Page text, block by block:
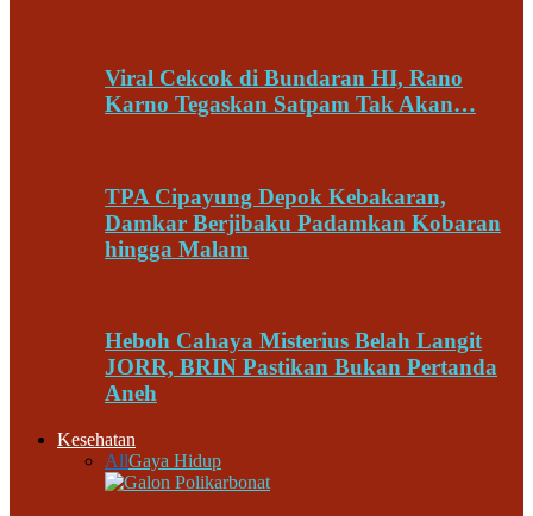
Viral Cekcok di Bundaran HI, Rano
Karno Tegaskan Satpam Tak Akan…
TPA Cipayung Depok Kebakaran,
Damkar Berjibaku Padamkan Kobaran
hingga Malam
Heboh Cahaya Misterius Belah Langit
JORR, BRIN Pastikan Bukan Pertanda
Aneh
Kesehatan
AllGaya Hidup